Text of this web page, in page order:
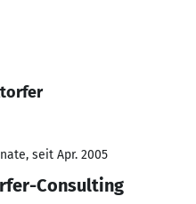
seit Apr. 2005
Consulting